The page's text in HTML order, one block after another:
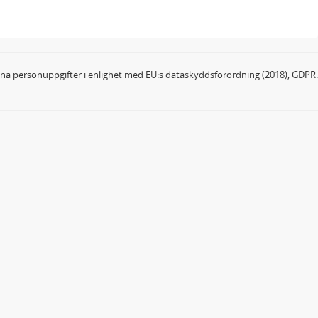
personuppgifter i enlighet med EU:s dataskyddsförordning (2018), GDPR.